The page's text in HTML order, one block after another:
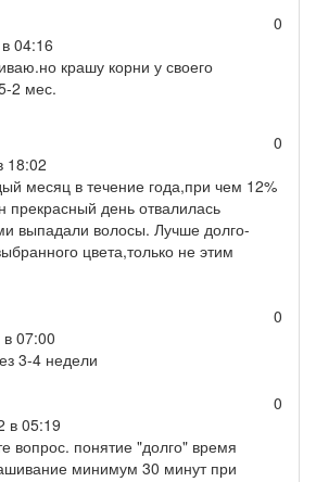
0
04:16
крашу корни у своего
2 мес.
0
18:02
месяц в течение года,при чем 12%
прекрасный день отвалилась
выпадали волосы. Лучше долго-
цвета,только не этим
0
07:00
3-4 недели
0
в 05:19
вопрос. понятие "долго" время
минимум 30 минут при